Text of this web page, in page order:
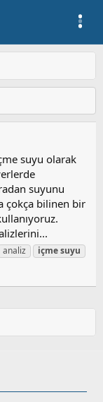
suyu olarak
suyunu
çokça bilinen bir
analiz içmesuyu